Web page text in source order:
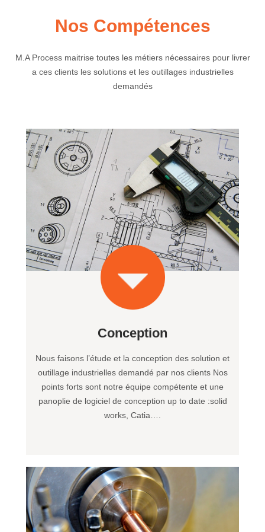
Nos Compétences
M.A Process maitrise toutes les métiers nécessaires pour livrer
a ces clients les solutions et les outillages industrielles
demandés
Conception
Nous faisons l’étude et la conception des solution et
outillage industrielles demandé par nos clients Nos
points forts sont notre équipe compétente et une
panoplie de logiciel de conception up to date :solid
works, Catia….